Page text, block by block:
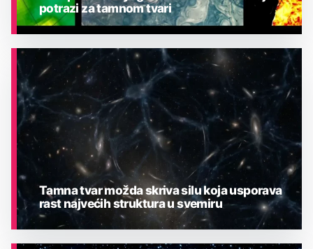
ASTRONOMIJA
potrazi za tamnom tvari
Tamna tvar možda skriva silu koja usporava
rast najvećih struktura u svemiru